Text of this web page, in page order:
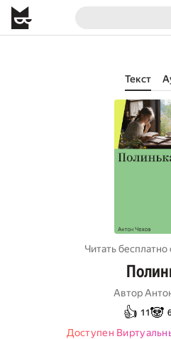
Текст
Читать бесплатно
Автор
👍 11🐼
Доступен